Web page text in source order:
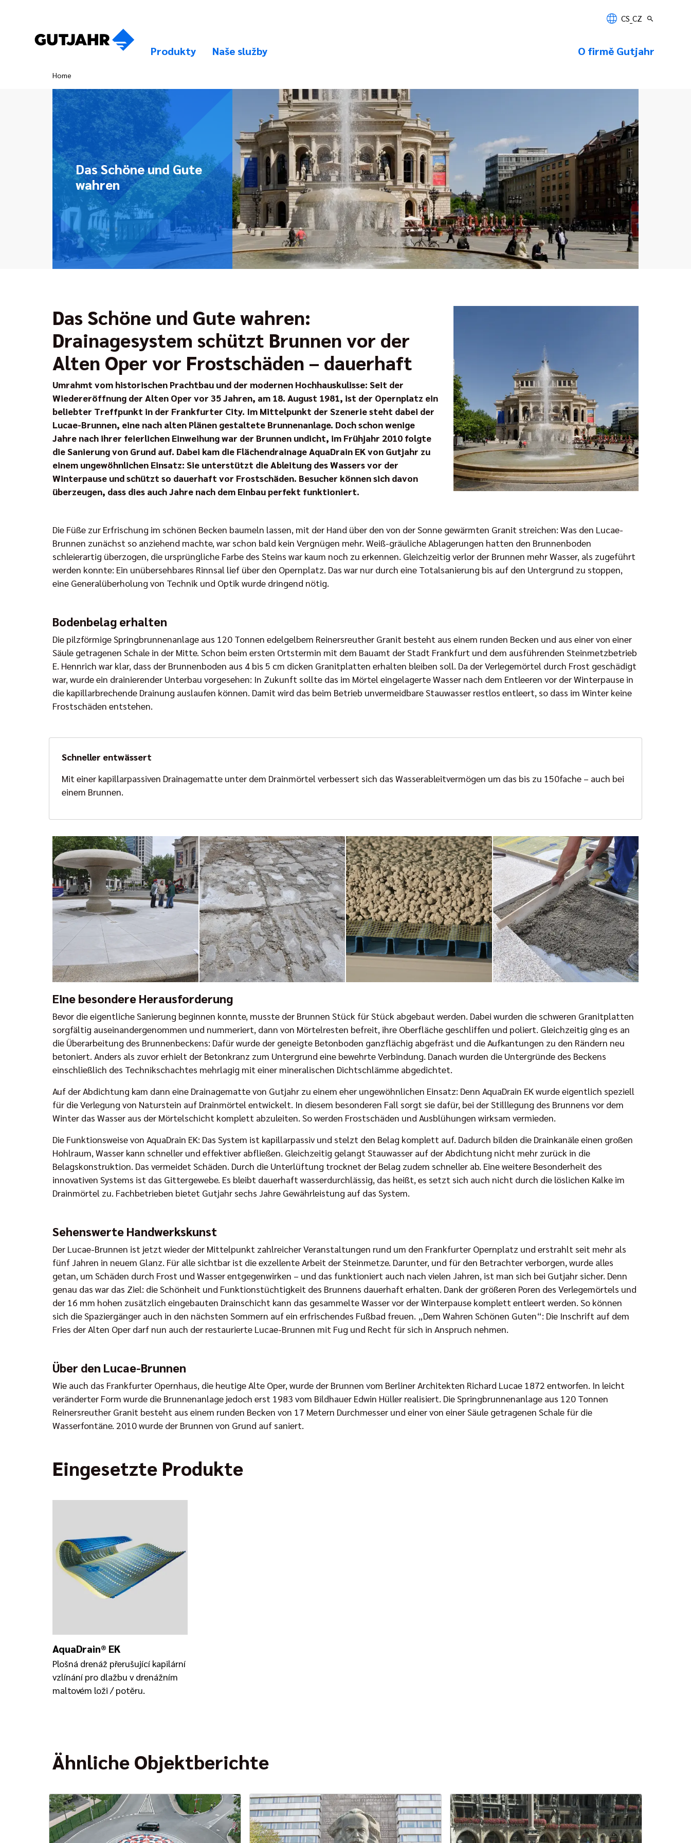
CS_CZ
Produkty Naše služby O firmě Gutjahr
Home
Das Schöne und Gute
wahren
Das Schöne und Gute wahren:
Drainagesystem schützt Brunnen vor der
Alten Oper vor Frostschäden – dauerhaft
Umrahmt vom historischen Prachtbau und der modernen Hochhauskulisse: Seit der
Wiedereröffnung der Alten Oper vor 35 Jahren, am 18. August 1981, ist der Opernplatz ein
beliebter Treffpunkt in der Frankfurter City. Im Mittelpunkt der Szenerie steht dabei der
Lucae-Brunnen, eine nach alten Plänen gestaltete Brunnenanlage. Doch schon wenige
Jahre nach ihrer feierlichen Einweihung war der Brunnen undicht, im Frühjahr 2010 folgte
die Sanierung von Grund auf. Dabei kam die Flächendrainage AquaDrain EK von Gutjahr zu
einem ungewöhnlichen Einsatz: Sie unterstützt die Ableitung des Wassers vor der
Winterpause und schützt so dauerhaft vor Frostschäden. Besucher können sich davon
überzeugen, dass dies auch Jahre nach dem Einbau perfekt funktioniert.
Die Füße zur Erfrischung im schönen Becken baumeln lassen, mit der Hand über den von der Sonne gewärmten Granit streichen: Was den Lucae-
Brunnen zunächst so anziehend machte, war schon bald kein Vergnügen mehr. Weiß-gräuliche Ablagerungen hatten den Brunnenboden
schleierartig überzogen, die ursprüngliche Farbe des Steins war kaum noch zu erkennen. Gleichzeitig verlor der Brunnen mehr Wasser, als zugeführt
werden konnte: Ein unübersehbares Rinnsal lief über den Opernplatz. Das war nur durch eine Totalsanierung bis auf den Untergrund zu stoppen,
eine Generalüberholung von Technik und Optik wurde dringend nötig.
Bodenbelag erhalten
Die pilzförmige Springbrunnenanlage aus 120 Tonnen edelgelbem Reinersreuther Granit besteht aus einem runden Becken und aus einer von einer
Säule getragenen Schale in der Mitte. Schon beim ersten Ortstermin mit dem Bauamt der Stadt Frankfurt und dem ausführenden Steinmetzbetrieb
E. Hennrich war klar, dass der Brunnenboden aus 4 bis 5 cm dicken Granitplatten erhalten bleiben soll. Da der Verlegemörtel durch Frost geschädigt
war, wurde ein drainierender Unterbau vorgesehen: In Zukunft sollte das im Mörtel eingelagerte Wasser nach dem Entleeren vor der Winterpause in
die kapillarbrechende Drainung auslaufen können. Damit wird das beim Betrieb unvermeidbare Stauwasser restlos entleert, so dass im Winter keine
Frostschäden entstehen.
Schneller entwässert
Mit einer kapillarpassiven Drainagematte unter dem Drainmörtel verbessert sich das Wasserableitvermögen um das bis zu 150fache – auch bei
einem Brunnen.
Eine besondere Herausforderung
Bevor die eigentliche Sanierung beginnen konnte, musste der Brunnen Stück für Stück abgebaut werden. Dabei wurden die schweren Granitplatten
sorgfältig auseinandergenommen und nummeriert, dann von Mörtelresten befreit, ihre Oberfläche geschliffen und poliert. Gleichzeitig ging es an
die Überarbeitung des Brunnenbeckens: Dafür wurde der geneigte Betonboden ganzflächig abgefräst und die Aufkantungen zu den Rändern neu
betoniert. Anders als zuvor erhielt der Betonkranz zum Untergrund eine bewehrte Verbindung. Danach wurden die Untergründe des Beckens
einschließlich des Technikschachtes mehrlagig mit einer mineralischen Dichtschlämme abgedichtet.
Auf der Abdichtung kam dann eine Drainagematte von Gutjahr zu einem eher ungewöhnlichen Einsatz: Denn AquaDrain EK wurde eigentlich speziell
für die Verlegung von Naturstein auf Drainmörtel entwickelt. In diesem besonderen Fall sorgt sie dafür, bei der Stilllegung des Brunnens vor dem
Winter das Wasser aus der Mörtelschicht komplett abzuleiten. So werden Frostschäden und Ausblühungen wirksam vermieden.
Die Funktionsweise von AquaDrain EK: Das System ist kapillarpassiv und stelzt den Belag komplett auf. Dadurch bilden die Drainkanäle einen großen
Hohlraum, Wasser kann schneller und effektiver abfließen. Gleichzeitig gelangt Stauwasser auf der Abdichtung nicht mehr zurück in die
Belagskonstruktion. Das vermeidet Schäden. Durch die Unterlüftung trocknet der Belag zudem schneller ab. Eine weitere Besonderheit des
innovativen Systems ist das Gittergewebe. Es bleibt dauerhaft wasserdurchlässig, das heißt, es setzt sich auch nicht durch die löslichen Kalke im
Drainmörtel zu. Fachbetrieben bietet Gutjahr sechs Jahre Gewährleistung auf das System.
Sehenswerte Handwerkskunst
Der Lucae-Brunnen ist jetzt wieder der Mittelpunkt zahlreicher Veranstaltungen rund um den Frankfurter Opernplatz und erstrahlt seit mehr als
fünf Jahren in neuem Glanz. Für alle sichtbar ist die exzellente Arbeit der Steinmetze. Darunter, und für den Betrachter verborgen, wurde alles
getan, um Schäden durch Frost und Wasser entgegenwirken – und das funktioniert auch nach vielen Jahren, ist man sich bei Gutjahr sicher. Denn
genau das war das Ziel: die Schönheit und Funktionstüchtigkeit des Brunnens dauerhaft erhalten. Dank der größeren Poren des Verlegemörtels und
der 16 mm hohen zusätzlich eingebauten Drainschicht kann das gesammelte Wasser vor der Winterpause komplett entleert werden. So können
sich die Spaziergänger auch in den nächsten Sommern auf ein erfrischendes Fußbad freuen. „Dem Wahren Schönen Guten“: Die Inschrift auf dem
Fries der Alten Oper darf nun auch der restaurierte Lucae-Brunnen mit Fug und Recht für sich in Anspruch nehmen.
Über den Lucae-Brunnen
Wie auch das Frankfurter Opernhaus, die heutige Alte Oper, wurde der Brunnen vom Berliner Architekten Richard Lucae 1872 entworfen. In leicht
veränderter Form wurde die Brunnenanlage jedoch erst 1983 vom Bildhauer Edwin Hüller realisiert. Die Springbrunnenanlage aus 120 Tonnen
Reinersreuther Granit besteht aus einem runden Becken von 17 Metern Durchmesser und einer von einer Säule getragenen Schale für die
Wasserfontäne. 2010 wurde der Brunnen von Grund auf saniert.
Eingesetzte Produkte
AquaDrain® EK
Plošná drenáž přerušující kapilární
vzlínání pro dlažbu v drenážním
maltovém loži / potěru.
Ähnliche Objektberichte